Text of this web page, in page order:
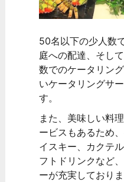
50名以下の少人数
庭への配達、そし
数でのケータリン
いケータリングサ
す。
また、美味しい料
ービスもあるため
イスキー、カクテ
フトドリンクなど
ーが充実しており